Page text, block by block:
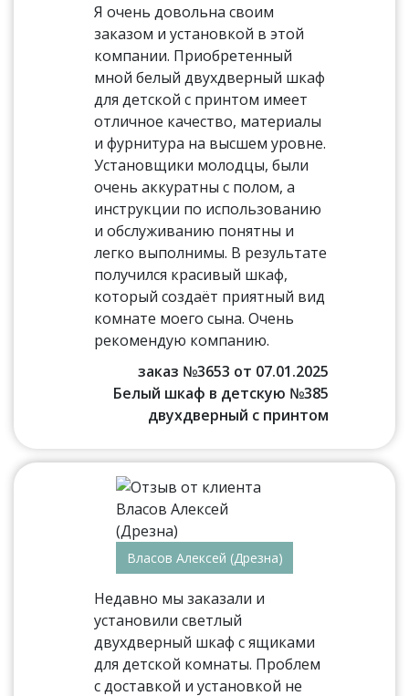
Я очень довольна своим
заказом и установкой в этой
компании. Приобретенный
мной белый двухдверный шкаф
для детской с принтом имеет
отличное качество, материалы
и фурнитура на высшем уровне.
Установщики молодцы, были
очень аккуратны с полом, а
инструкции по использованию
и обслуживанию понятны и
легко выполнимы. В результате
получился красивый шкаф,
который создаёт приятный вид
комнате моего сына. Очень
рекомендую компанию.
заказ №3653 от 07.01.2025
Белый шкаф в детскую №385
двухдверный с принтом
Власов Алексей (Дрезна)
Недавно мы заказали и
установили светлый
двухдверный шкаф с ящиками
для детской комнаты. Проблем
с доставкой и установкой не